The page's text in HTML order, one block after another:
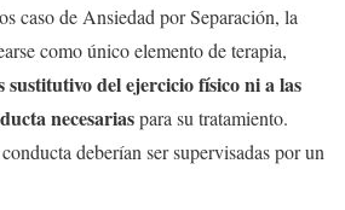
caso de Ansiedad por Separación, la
como único elemento de terapia,
sustitutivo del ejercicio físico ni a las
necesariaspara su tratamiento.
deberían ser supervisadas por un